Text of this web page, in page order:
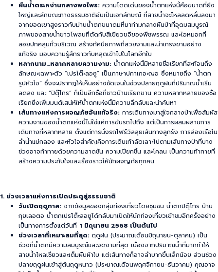
ผืนน้ำตระหง่านกลางพงไพร: ความโดดเด่นของน้ำตกแห่งนี้คือขนาดที่ยิ่ง
ใหญ่และลักษณะทางธรรมชาติอันเป็นเอกลักษณ์ ที่สายน้ำจะไหลลดหลั่นลงมา
จากยอดเขาสูงราวกับม่านน้ำตกขนาดมหึมาท่ามกลางผืนป่าที่อุดมสมบูรณ์
ภาพของสายน้ำขาวโพลนที่ตัดกับสีเขียวขจีของพืชพรรณ และไอหมอกที่
ลอยปกคลุมทั่วบริเวณ สร้างทัศนียภาพที่สวยงามและน่าเกรงขามอย่าง
แท้จริง มอบความรู้สึกราวกับหลุดเข้าไปในโลกอีกใบ
หลากนาม…หลากหลายความงาม: น้ำตกแห่งนี้มีหลายชื่อเรียกที่สะท้อนถึง
ลักษณะเฉพาะตัว “เปรโต๊ะลอซู” เป็นภาษาปกาเกอะญอ ซึ่งหมายถึง “น้ำตก
รูปหัวใจ” ซึ่งจะปรากฏให้เห็นอย่างชัดเจนในช่วงปลายฤดูฝนที่ปริมาณน้ำเริ่ม
ลดลง และ “ปิตุ๊โกร” ก็เป็นอีกชื่อที่ชาวบ้านเรียกขาน ความหลากหลายของชื่อ
เรียกยิ่งเพิ่มมนต์เสน่ห์ให้น้ำตกแห่งนี้มีความลึกลับและน่าค้นหา
เส้นทางแห่งการผจญภัยอันแท้จริง: การเดินทางมาสู่ใจกลางป่าเพื่อสัมผัส
ความงามของน้ำตกแห่งนี้ไม่ใช่แค่การขับรถไปถึง แต่เป็นการผสมผสานการ
เดินทางที่หลากหลาย ตั้งแต่การนั่งรถโฟร์วิลลุยเส้นทางลูกรัง การล่องเรือใน
ลำน้ำแม่กลอง และหัวใจสำคัญคือการเดินเท้าลัดเลาะไปตามเส้นทางป่าที่บาง
ช่วงอาจท้าทายด้วยความลาดชัน ความเปียกชื้น และโคลน เป็นความท้าทายที่
สร้างความประทับใจและเรื่องราวให้นักผจญภัยทุกคน
1. ช่วงเวลาแห่งการเปิดประตูสู่ธรรมชาติ
วันเปิดฤดูกาล: จากข้อมูลของกลุ่มท่องเที่ยวโดยชุมชน น้ำตกปิตุ๊โกร บ้าน
กุยเลอตอ น้ำตกเปรโต๊ะลอซูได้กลับมาเปิดให้นักท่องเที่ยวเข้าชมอีกครั้งอย่าง
เป็นทางการตั้งแต่วันที่ 1 มิถุนายน 2568 เป็นต้นไป
ช่วงเวลาที่เหมาะสมที่สุด: ฤดูฝน (ประมาณเดือนมิถุนายน-ตุลาคม) เป็น
ช่วงที่น้ำตกมีความสมบูรณ์และงดงามที่สุด เนื่องจากปริมาณน้ำที่มากทำให้
สายน้ำไหลเชี่ยวและเต็มผืนผ้าใบ แต่เส้นทางก็อาจลำบากขึ้นเล็กน้อย ส่วนช่วง
ปลายฤดูฝนเข้าสู่ต้นฤดูหนาว (ประมาณเดือนพฤศจิกายน-ธันวาคม) คุณอาจ